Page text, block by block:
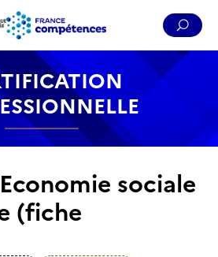
Menu Pied de page
navigation
sociale
(fiche